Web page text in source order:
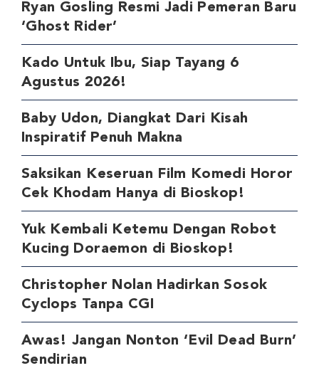
Ryan Gosling Resmi Jadi Pemeran Baru
‘Ghost Rider’
Kado Untuk Ibu, Siap Tayang 6
Agustus 2026!
Baby Udon, Diangkat Dari Kisah
Inspiratif Penuh Makna
Saksikan Keseruan Film Komedi Horor
Cek Khodam Hanya di Bioskop!
Yuk Kembali Ketemu Dengan Robot
Kucing Doraemon di Bioskop!
Christopher Nolan Hadirkan Sosok
Cyclops Tanpa CGI
Awas! Jangan Nonton ‘Evil Dead Burn’
Sendirian